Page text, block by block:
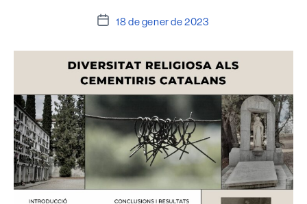
Data
l'entrada
18 de gener de 2023